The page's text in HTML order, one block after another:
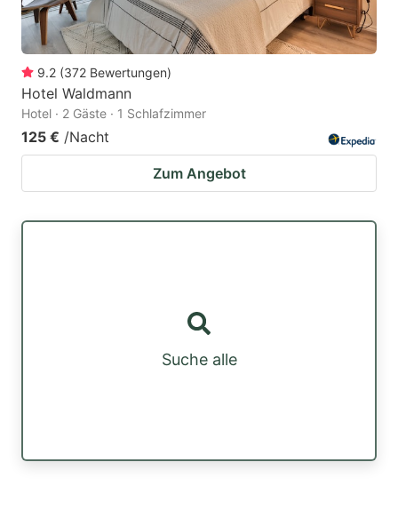
9.2 (372 Bewertungen)
Hotel Waldmann
Hotel · 2 Gäste · 1 Schlafzimmer
125 € /Nacht
Zum Angebot
Suche alle